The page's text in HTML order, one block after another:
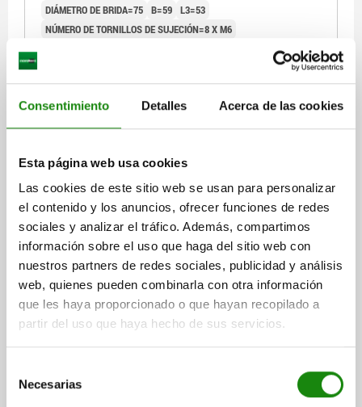
Consentimiento Detalles Acerca de las cookies
Esta página web usa cookies
Las cookies de este sitio web se usan para personalizar
el contenido y los anuncios, ofrecer funciones de redes
sociales y analizar el tráfico. Además, compartimos
información sobre el uso que haga del sitio web con
nuestros partners de redes sociales, publicidad y análisis
web, quienes pueden combinarla con otra información
que les haya proporcionado o que hayan recopilado a
partir del uso que haya hecho de sus servicios.
Necesarias
DIÁMETRO DE BRIDA=75 B=59 L3=53
NÚMERO DE TORNILLOS DE SUJECIÓN=8 X M6
PAR DE APRIETE DE LOS TORNILLOS DE SUJECIÓN MS NM=8
$4,169.76
23350-01
JUEGO DISP. DE SUJ., D=45, FORMA:A ACERO
PRESIÓN SUPERFICIAL EN EL ÁRBOL P N/MM²=48